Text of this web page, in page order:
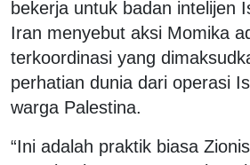
bekerja untuk badan intelijen
Iran menyebut aksi Momika
terkoordinasi yang
perhatian dunia dari operasi
warga Palestina.
“Ini adalah praktik biasa